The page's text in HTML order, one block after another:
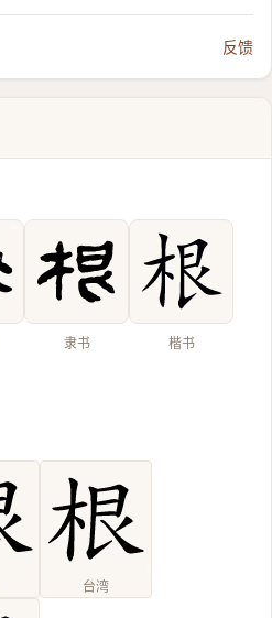
反馈
隶书 楷书
台湾